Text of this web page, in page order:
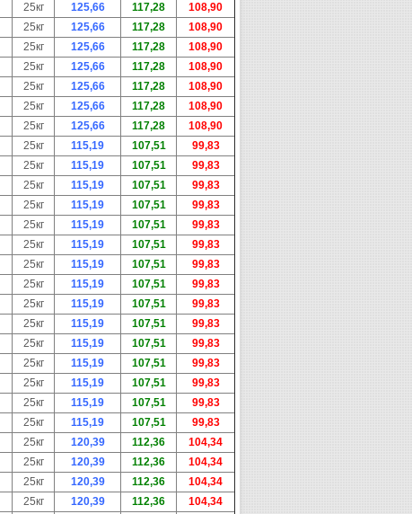
25кг 125,66 117,28
108,90
25кг 125,66 117,28
108,90
25кг 125,66 117,28
108,90
25кг 125,66 117,28
108,90
25кг 125,66 117,28
108,90
25кг 125,66 117,28
108,90
25кг 125,66 117,28
108,90
25кг 115,19 107,51
99,83
25кг 115,19 107,51
99,83
25кг 115,19 107,51
99,83
25кг 115,19 107,51
99,83
25кг 115,19 107,51
99,83
25кг 115,19 107,51
99,83
25кг 115,19 107,51
99,83
25кг 115,19 107,51
99,83
25кг 115,19 107,51
99,83
25кг 115,19 107,51
99,83
25кг 115,19 107,51
99,83
25кг 115,19 107,51
99,83
25кг 115,19 107,51
99,83
25кг 115,19 107,51
99,83
25кг 115,19 107,51
99,83
25кг 120,39 112,36
104,34
25кг 120,39 112,36
104,34
25кг 120,39 112,36
104,34
25кг 120,39 112,36
104,34